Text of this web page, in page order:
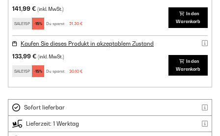
141,99 € (inkl. MwSt.)
SALE15P -15% Du sparst: 21,30 €
In den
Warenkorb
Kaufen Sie dieses Produkt in akzeptablem Zustand
133,99 € (inkl. MwSt.)
SALE15P -15% Du sparst: 20,10 €
In den
Warenkorb
Sofort lieferbar
Lieferzeit: 1 Werktag